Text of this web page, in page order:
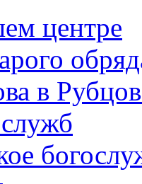
центре
в